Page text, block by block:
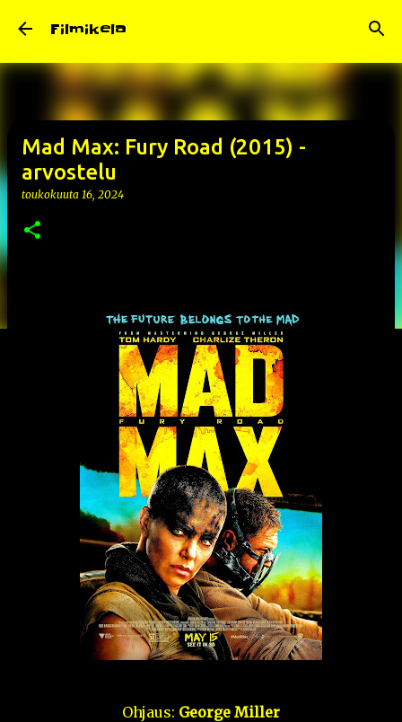
Filmikela
Mad Max: Fury Road (2015) -
arvostelu
toukokuuta 16, 2024
Ohjaus: George Miller